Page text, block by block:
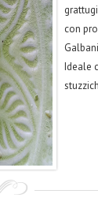
con
Ideale